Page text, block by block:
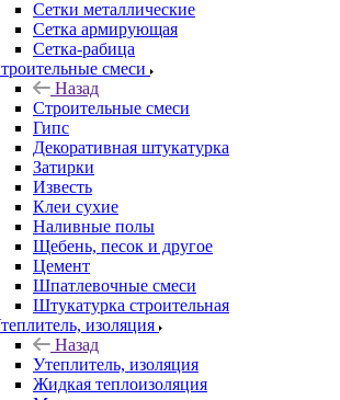
Сетки металлические
Сетка армирующая
Сетка-рабица
смеси
Назад
Строительные смеси
Гипс
Декоративная штукатурка
Затирки
Известь
Клеи сухие
Наливные полы
Щебень, песок и другое
Цемент
Шпатлевочные смеси
Штукатурка строительная
изоляция
Назад
Утеплитель, изоляция
Жидкая теплоизоляция